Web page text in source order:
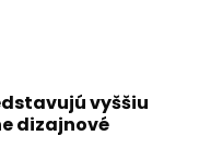
vyššiu
dizajnové